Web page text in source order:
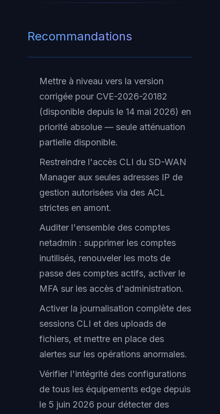
Recommandations
Mettre à niveau vers la version
corrigée pour CVE-2026-20182
(disponible depuis le 14 mai 2026) en
priorité absolue — seule atténuation
partielle disponible.
Restreindre l'accès CLI du SD-WAN
Manager aux seules adresses IP de
gestion autorisées via des ACL
strictes en amont.
Auditer l'ensemble des comptes
netadmin : supprimer les comptes
inutilisés, renouveler les mots de
passe des comptes actifs, activer le
MFA sur les accès d'administration.
Activer la journalisation complète des
sessions CLI et des uploads de
fichiers, et mettre en place des
alertes sur les opérations anormales.
Vérifier l'intégrité des configurations
de tous les équipements edge depuis
le 5 juin 2026 pour détecter des